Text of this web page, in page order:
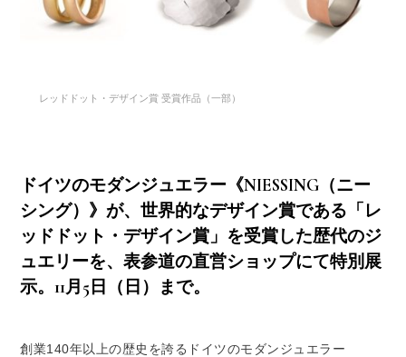
レッドドット・デザイン賞 受賞作品（一部）
ドイツのモダンジュエラー《NIESSING（ニー
シング）》が、世界的なデザイン賞である「レ
ッドドット・デザイン賞」を受賞した歴代のジ
ュエリーを、表参道の直営ショップにて特別展
示。11月5日（日）まで。
創業140年以上の歴史を誇るドイツのモダンジュエラー